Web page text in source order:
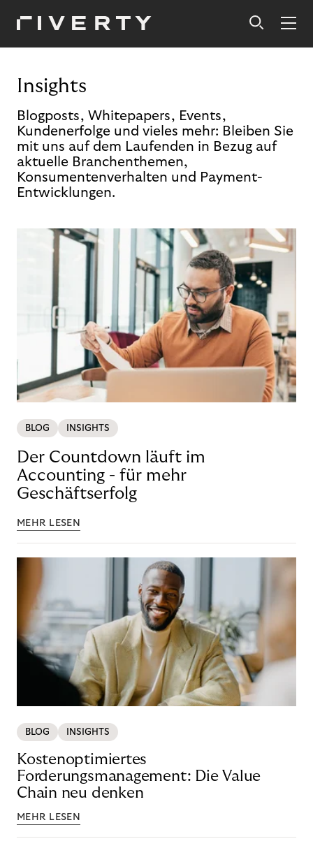
Insights
Blogposts, Whitepapers, Events,
Kundenerfolge und vieles mehr: Bleiben Sie
mit uns auf dem Laufenden in Bezug auf
aktuelle Branchenthemen,
Konsumentenverhalten und Payment-
Entwicklungen.
BLOG INSIGHTS
Der Countdown läuft im
Accounting - für mehr
Geschäftserfolg
MEHR LESEN
BLOG INSIGHTS
Kostenoptimiertes
Forderungsmanagement: Die Value
Chain neu denken
MEHR LESEN